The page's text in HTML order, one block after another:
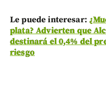
Le puede interesar:
plata? Advierten que
destinará el 0,4% del
riesgo